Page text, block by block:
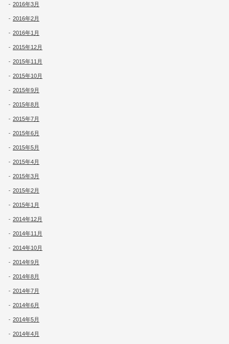
2016年3月
2016年2月
2016年1月
2015年12月
2015年11月
2015年10月
2015年9月
2015年8月
2015年7月
2015年6月
2015年5月
2015年4月
2015年3月
2015年2月
2015年1月
2014年12月
2014年11月
2014年10月
2014年9月
2014年8月
2014年7月
2014年6月
2014年5月
2014年4月